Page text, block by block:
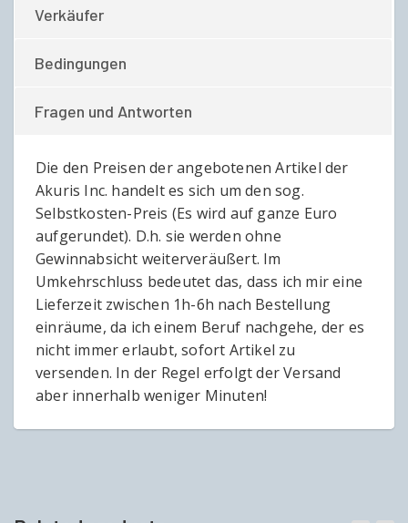
Verkäufer
Bedingungen
Fragen und Antworten
Die den Preisen der angebotenen Artikel der
Akuris Inc. handelt es sich um den sog.
Selbstkosten-Preis (Es wird auf ganze Euro
aufgerundet). D.h. sie werden ohne
Gewinnabsicht weiterveräußert. Im
Umkehrschluss bedeutet das, dass ich mir eine
Lieferzeit zwischen 1h-6h nach Bestellung
einräume, da ich einem Beruf nachgehe, der es
nicht immer erlaubt, sofort Artikel zu
versenden. In der Regel erfolgt der Versand
aber innerhalb weniger Minuten!